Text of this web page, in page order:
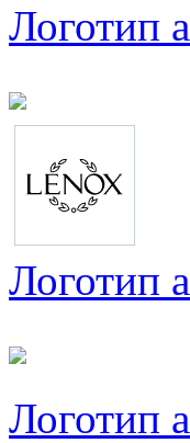
Логотип
Логотип
Логотип